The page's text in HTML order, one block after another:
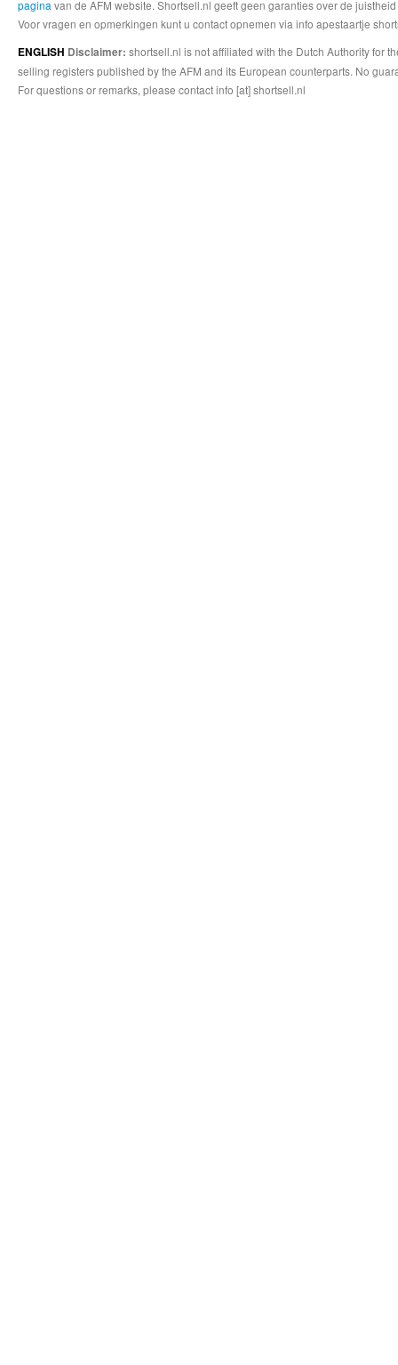
pagina van de AFM website. Shortsell.nl geeft geen garanties over de
Voor vragen en opmerkingen kunt u contact opnemen via info apestaartje
ENGLISH Disclaimer: shortsell.nl is not affiliated with the Dutch Authority for
selling registers published by the AFM and its European counterparts. No
For questions or remarks, please contact info [at] shortsell.nl